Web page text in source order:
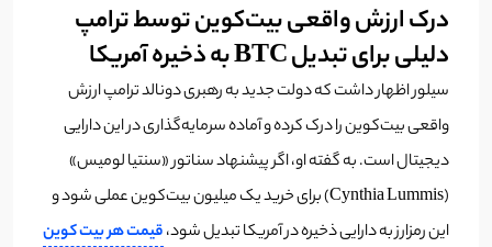
درک ارزش واقعی بیت‌کوین توسط ترامپ
دلیلی برای تبدیل BTC به ذخیره آمریکا
سیلور اظهار داشت که دولت جدید به رهبری دونالد ترامپ ارزش
واقعی بیت‌کوین را درک کرده و آماده سرمایه‌گذاری در این دارایی
دیجیتال است. به گفته او، اگر پیشنهاد سناتور «سنتیا لومیس»
(Cynthia Lummis) برای خرید یک میلیون بیت‌کوین عملی شود و
این رمزارز به دارایی ذخیره در آمریکا تبدیل شود،قیمت هر بیت کوین